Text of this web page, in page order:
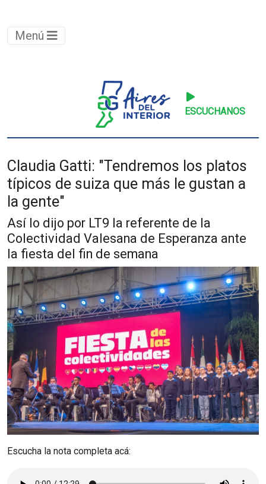
Menú
ESCUCHANOS
Claudia Gatti: "Tendremos los platos
típicos de suiza que más le gustan a
la gente"
Así lo dijo por LT9 la referente de la
Colectividad Valesana de Esperanza ante
la fiesta del fin de semana
Escucha la nota completa acá: